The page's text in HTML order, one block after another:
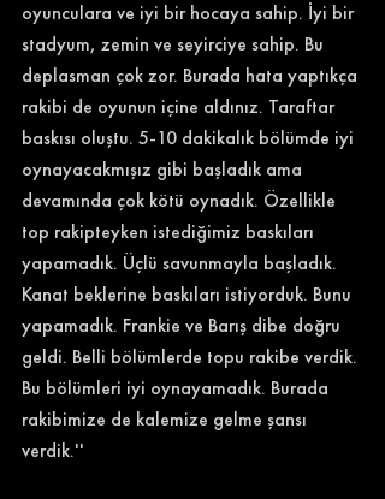
oyunculara ve iyi bir hocaya sahip. İyi bir
stadyum, zemin ve seyirciye sahip. Bu
deplasman çok zor. Burada hata yaptıkça
rakibi de oyunun içine aldınız. Taraftar
baskısı oluştu. 5-10 dakikalık bölümde iyi
oynayacakmışız gibi başladık ama
devamında çok kötü oynadık. Özellikle
top rakipteyken istediğimiz baskıları
yapamadık. Üçlü savunmayla başladık.
Kanat beklerine baskıları istiyorduk. Bunu
yapamadık. Frankie ve Barış dibe doğru
geldi. Belli bölümlerde topu rakibe verdik.
Bu bölümleri iyi oynayamadık. Burada
rakibimize de kalemize gelme şansı
verdik.''